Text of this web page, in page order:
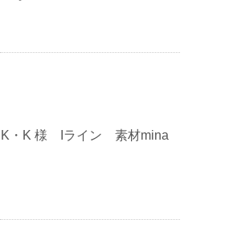
K・K 様 Iライン 素材mina